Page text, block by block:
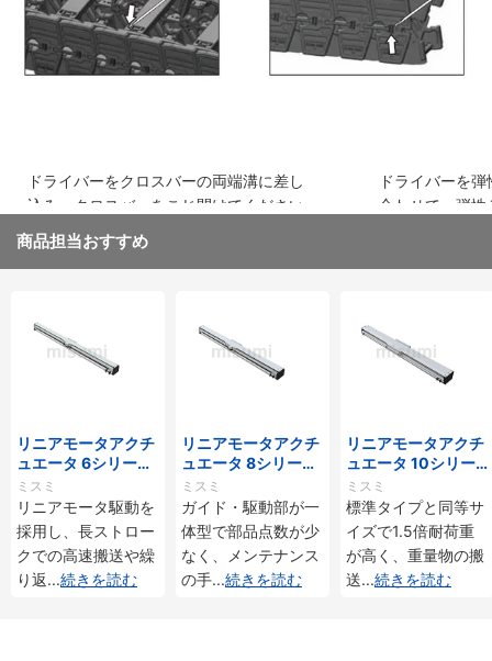
ドライバーをクロスバーの両端溝に差し
込み、クロスバーをこじ開けてください
ドライバーを
合わせて、弾
商品担当おすすめ
リニアモータアクチ
ュエータ 6シリーズ
標準タイプ インクリ
メンタル・アブソリ
ュート仕様
ミスミ
リニアモータ駆動を
採用し、長ストロー
クでの高速搬送や繰
り返...続きを読む
リニアモータアクチ
ュエータ 8シリーズ
標準タイプ インクリ
メンタル・アブソリ
ュート仕様
ミスミ
ガイド・駆動部が一
体型で部品点数が少
なく、メンテナンス
の手...続きを読む
リニアモータアクチ
ュエータ 10シリー
ズ 標準タイプ 重荷
重 インクリメンタ
ル・アブソリュート
仕様
ミスミ
標準タイプと同等サ
イズで1.5倍耐荷重
が高く、重量物の搬
送...続きを読む